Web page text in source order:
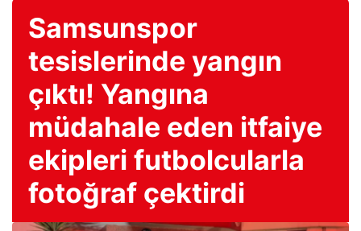
Samsunspor
tesislerinde yangın
çıktı! Yangına
müdahale eden itfaiye
ekipleri futbolcularla
fotoğraf çektirdi